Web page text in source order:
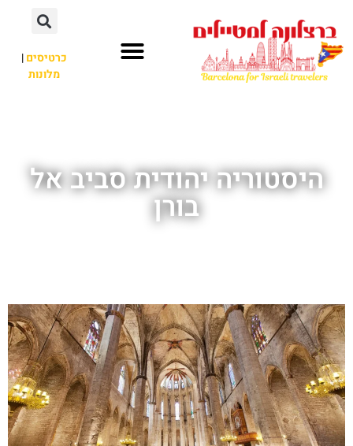
כרטיסים|
מלונות
היסטוריה יהודית סביב אל
בורן